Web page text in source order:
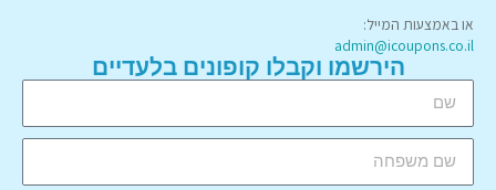
או באמצעות המייל:
admin@icoupons.co.il
הירשמו וקבלו קופונים בלעדיים